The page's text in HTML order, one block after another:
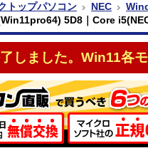
トップパソコン NEC
5D8｜Core
しました。Win11各